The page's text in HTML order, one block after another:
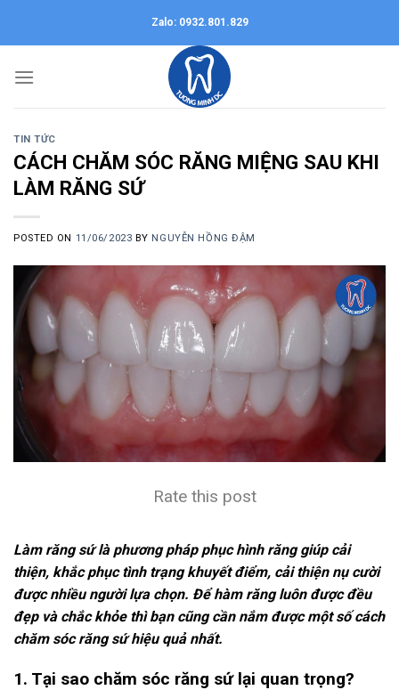
Zalo: 0932.801.829
TIN TỨC
CÁCH CHĂM SÓC RĂNG MIỆNG SAU KHI
LÀM RĂNG SỨ
POSTED ON 11/06/2023 BY NGUYỄN HỒNG ĐẬM
Rate this post
Làm răng sứ là phương pháp phục hình răng giúp cải
thiện, khắc phục tình trạng khuyết điểm, cải thiện nụ cười
được nhiều người lựa chọn. Để hàm răng luôn được đều
đẹp và chắc khỏe thì bạn cũng cần nắm được một số cách
chăm sóc răng sứ hiệu quả nhất.
1. Tại sao chăm sóc răng sứ lại quan trọng?